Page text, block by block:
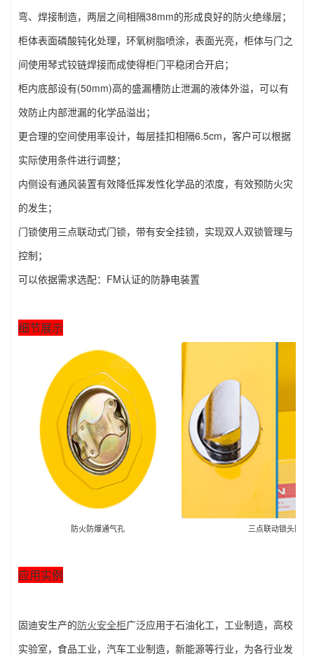
弯、焊接制造，两层之间相隔38mm的形成良好的防火绝缘层；
柜体表面磷酸钝化处理，环氧树脂喷涂，表面光亮，柜体与门之
间使用琴式铰链焊接而成使得柜门平稳闭合开启；
柜内底部设有(50mm)高的盛漏槽防止泄漏的液体外溢，可以有
效防止内部泄漏的化学品溢出；
更合理的空间使用率设计，每层挂扣相隔6.5cm，客户可以根据
实际使用条件进行调整；
内侧设有通风装置有效降低挥发性化学品的浓度，有效预防火灾
的发生；
门锁使用三点联动式门锁，带有安全挂锁，实现双人双锁管理与
控制；
可以依据需求选配：FM认证的防静电装置
细节展示
防火防爆通气孔 三点联动锁头防
应用实例
固迪安生产的防火安全柜广泛应用于石油化工，工业制造，高校
实验室，食品工业，汽车工业制造，新能源等行业，为各行业发